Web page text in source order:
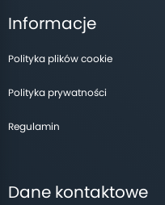
Informacje
Polityka plików cookie
Polityka prywatności
Regulamin
Dane kontaktowe